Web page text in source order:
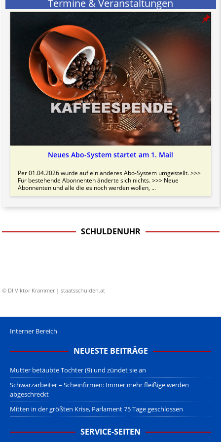
Termine & Veranstaltungen
Neues Abo-System startet am 1. Mai!
Per 01.04.2026 wurde auf ein anderes Abo-System umgestellt. >>>
Für bestehende Abonnenten änderte sich nichts. >>> Neue
Abonnenten und alle die es noch werden wollen, ...
SCHULDENUHR
© DI Viktor Krammer | staatsschulden.at
Interner Bereich
NEUESTE BEITRÄGE
Mutter betäubte Tochter (9) und zündet sie an
Schwarzarbeiter – Scheinfirmen: Immer mehr fleißige werden
abgeschreckt
Mitten in der größten Krise, Parlament 75 Tage geschlossen
SERVICE-SEITEN